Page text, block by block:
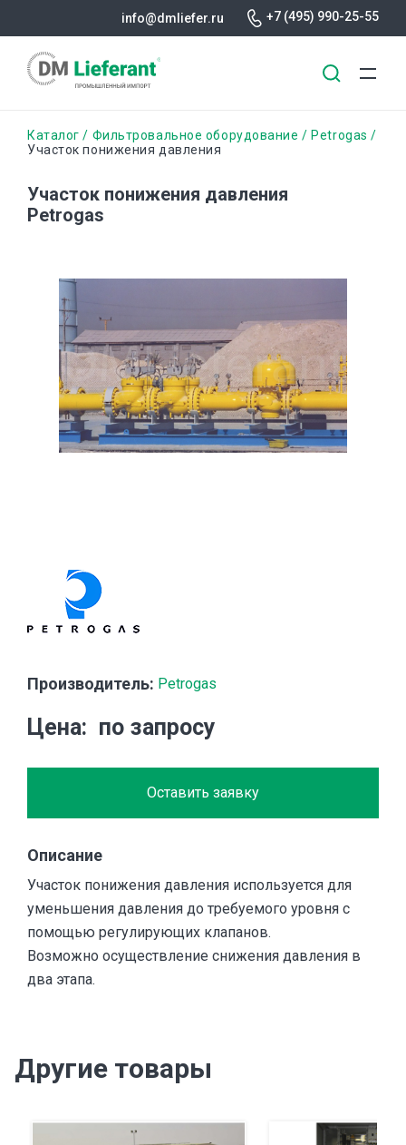
содержанию
info@dmliefer.ru +7 (495) 990-25-55
Строка
Каталог Фильтровальное оборудование
Petrogas
Участок понижения давления
Участок понижения давления
Petrogas
Производитель: Petrogas
Цена по запросу
Оставить заявку
Описание
Участок понижения давления используется для
уменьшения давления до требуемого уровня с
помощью регулирующих клапанов.
Возможно осуществление снижения давления в
два этапа.
Другие товары